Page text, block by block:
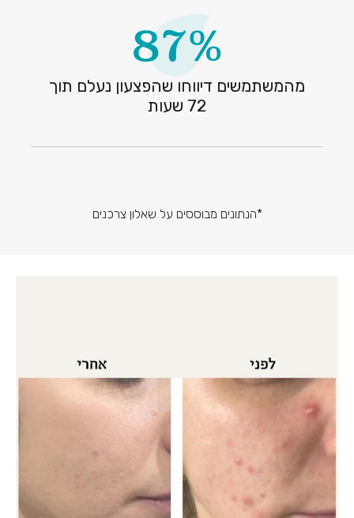
87%
מהמשתמשים דיווחו שהפצעון נעלם תוך
72 שעות
*הנתונים מבוססים על שאלון צרכנים